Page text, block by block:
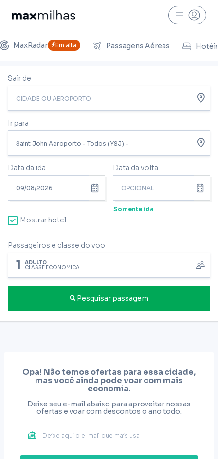
MaxRadar Em alta Passagens Aéreas
Sair de
Ir para
Data da ida Data da volta
Somente ida
Mostrar hotel
Passageiros e classe do voo
1 ADULTO
CLASSE ECONÔMICA
Pesquisar passagem
Opa! Não temos ofertas para essa cidade,
mas você ainda pode voar com mais
economia.
Deixe seu e-mail abaixo para aproveitar nossas
ofertas e voar com descontos o ano todo.